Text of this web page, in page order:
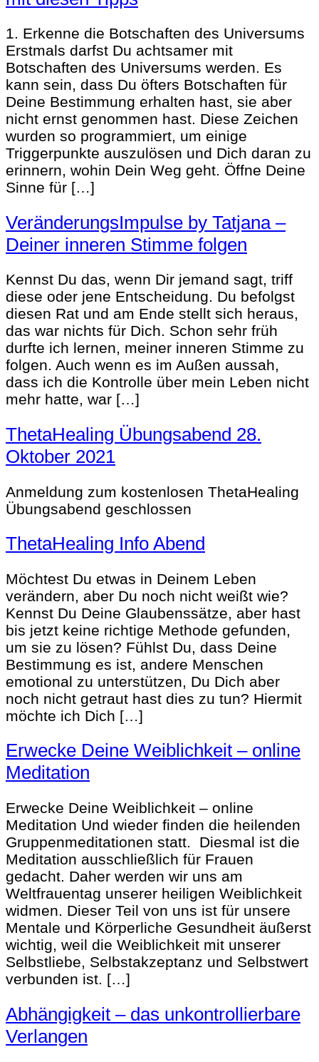
1. Erkenne die Botschaften des Universums
Erstmals darfst Du achtsamer mit
Botschaften des Universums werden. Es
kann sein, dass Du öfters Botschaften für
Deine Bestimmung erhalten hast, sie aber
nicht ernst genommen hast. Diese Zeichen
wurden so programmiert, um einige
Triggerpunkte auszulösen und Dich daran zu
erinnern, wohin Dein Weg geht. Öffne Deine
Sinne für […]
VeränderungsImpulse by Tatjana –
Deiner inneren Stimme folgen
Kennst Du das, wenn Dir jemand sagt, triff
diese oder jene Entscheidung. Du befolgst
diesen Rat und am Ende stellt sich heraus,
das war nichts für Dich. Schon sehr früh
durfte ich lernen, meiner inneren Stimme zu
folgen. Auch wenn es im Außen aussah,
dass ich die Kontrolle über mein Leben nicht
mehr hatte, war […]
ThetaHealing Übungsabend 28.
Oktober 2021
Anmeldung zum kostenlosen ThetaHealing
Übungsabend geschlossen
ThetaHealing Info Abend
Möchtest Du etwas in Deinem Leben
verändern, aber Du noch nicht weißt wie?
Kennst Du Deine Glaubenssätze, aber hast
bis jetzt keine richtige Methode gefunden,
um sie zu lösen? Fühlst Du, dass Deine
Bestimmung es ist, andere Menschen
emotional zu unterstützen, Du Dich aber
noch nicht getraut hast dies zu tun? Hiermit
möchte ich Dich […]
Erwecke Deine Weiblichkeit – online
Meditation
Erwecke Deine Weiblichkeit – online
Meditation Und wieder finden die heilenden
Gruppenmeditationen statt. Diesmal ist die
Meditation ausschließlich für Frauen
gedacht. Daher werden wir uns am
Weltfrauentag unserer heiligen Weiblichkeit
widmen. Dieser Teil von uns ist für unsere
Mentale und Körperliche Gesundheit äußerst
wichtig, weil die Weiblichkeit mit unserer
Selbstliebe, Selbstakzeptanz und Selbstwert
verbunden ist. […]
Abhängigkeit – das unkontrollierbare
Verlangen